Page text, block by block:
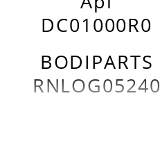
DC01000R0
BODIPARTS
RNLOG05240